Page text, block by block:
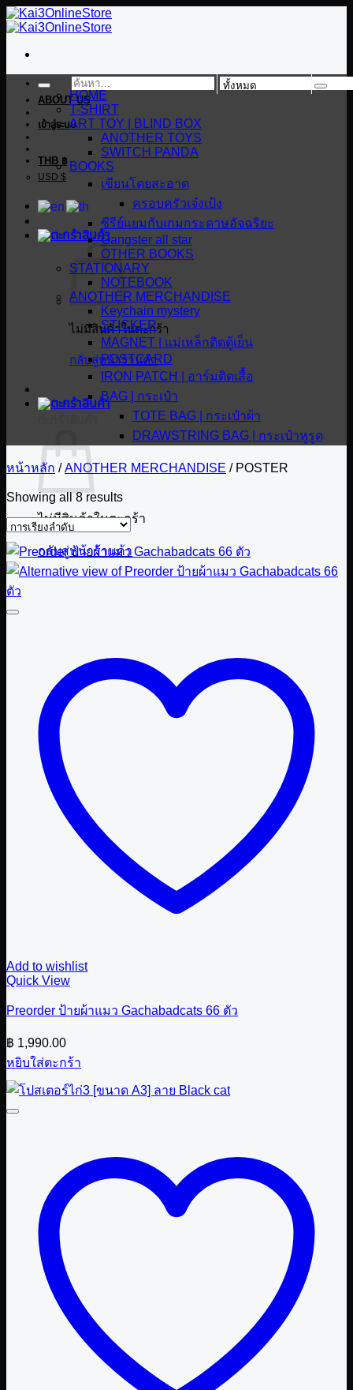
ข้าม
ไป
เนื้อหา
ค้นหา:
ABOUT US
เข้าสู่ระบบ
THB ฿
USD $
ไม่มีสินค้าในตะกร้า
กลับสู่หน้าร้านค้า
ไม่มีสินค้าในตะกร้า
กลับสู่หน้าร้านค้า
HOME
T-SHIRT
ART TOY | BLIND BOX
ANOTHER TOYS
SWITCH PANDA
BOOKS
เขียนโดยสะอาด
ครอบครัวเจ๋งเป้ง
ซีรีย์แยมกับเกมกระดาษอัจฉริยะ
Gangster all star
OTHER BOOKS
STATIONARY
NOTEBOOK
ANOTHER MERCHANDISE
Keychain mystery
STICKER
MAGNET | แม่เหล็กติดตู้เย็น
POSTCARD
IRON PATCH | อาร์มติดเสื้อ
BAG | กระเป๋า
TOTE BAG | กระเป๋าผ้า
DRAWSTRING BAG | กระเป๋าหูรูด
หน้าหลัก / ANOTHER MERCHANDISE /POSTER
Showing all 8 results
Add to wishlist
Quick View
Preorder ป้ายผ้าแมว Gachabadcats 66 ตัว
฿ 1,990.00
หยิบใส่ตะกร้า